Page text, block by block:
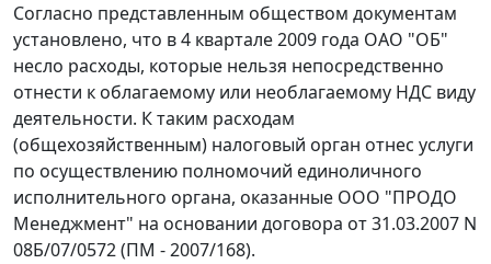
Согласно представленным обществом документам
установлено, что в 4 квартале 2009 года ОАО "ОБ"
несло расходы, которые нельзя непосредственно
отнести к облагаемому или необлагаемому НДС виду
деятельности. К таким расходам
(общехозяйственным) налоговый орган отнес услуги
по осуществлению полномочий единоличного
исполнительного органа, оказанные ООО "ПРОДО
Менеджмент" на основании договора от 31.03.2007 N
08Б/07/0572 (ПМ - 2007/168).